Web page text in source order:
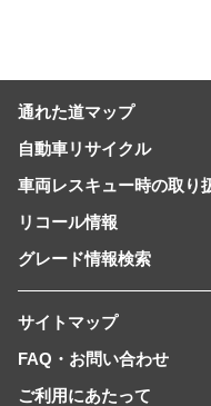
通れた道マップ
自動車リサイクル
車両レスキュー時の取り
リコール情報
グレード情報検索
サイトマップ
FAQ・お問い合わせ
ご利用にあたって